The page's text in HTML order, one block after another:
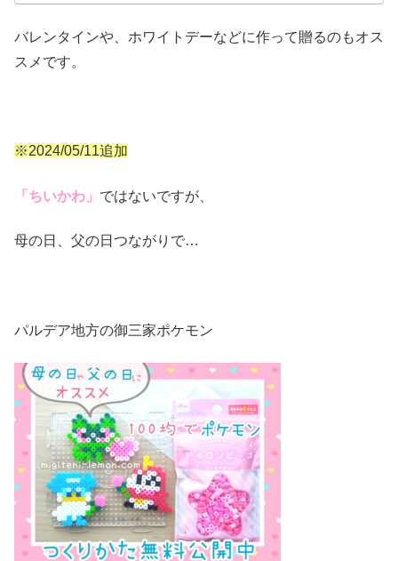
バレンタインや、ホワイトデーなどに作って贈るのもオス
スメです。
※2024/05/11追加
「ちいかわ」 ではないですが、
母の日、父の日つながりで…
パルデア地方の御三家ポケモン